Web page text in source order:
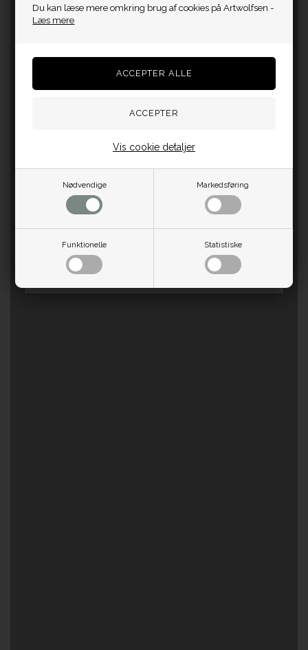
Du kan læse mere omkring brug af cookies på Artwolfsen -
Læs mere
Nødvendige Markedsføring
Funktionelle Statistiske
Vis cookie detaljer